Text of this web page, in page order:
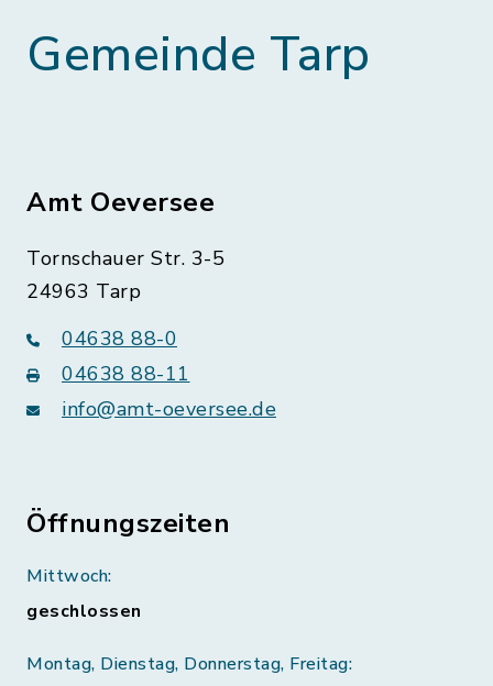
Gemeinde Tarp
Amt Oeversee
Tornschauer Str. 3-5
24963 Tarp
04638 88-0
04638 88-11
info@amt-oeversee.de
Öffnungszeiten
Mittwoch:
geschlossen
Montag, Dienstag, Donnerstag, Freitag: